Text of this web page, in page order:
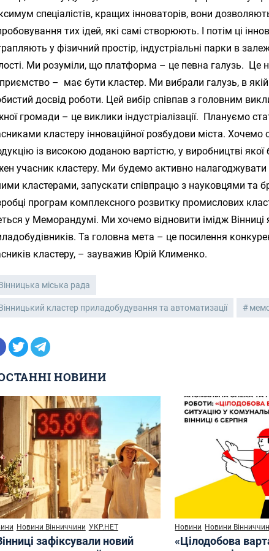
спеціалістів, кращих інноваторів, вони
тих ідей, які самі створюють. І потім ці
у фізичний простір, індустріальні парки в
Ми розуміли, що платформа – це певна галузь. Це
– має бути кластер. Ми вибрали галузь, в
досвід роботи. Цей вибір співпав з головним
громади – це виклики індустріалізації. Плануємо
кластеру інноваційної розбудови міста. Хочемо
із високою доданою вартістю, у виробництві якої
учасник кластеру. Ми будемо активно налагоджувати
кластерами, запускати співпрацю з науковцями та
програм комплексного розвитку промислових
у Меморандумі. Ми хочемо відновити імідж Вінниці
Та головна мета – це посилення
кластеру, – зауважив Юрій Клименко.
міська рада
кластер приладобудування та автоматизації
НОВИНИ
Новини Вінниччини УКР.НЕТ
зафіксували новий
Новини Новини
«Цілодобова